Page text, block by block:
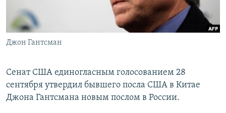
ПОБЕДИТЕЛЕЙ НЕ СУДЯТ?
КРЫМ.НЕПОКОРЕННЫЙ
ELIFBE
ПРИСОЕДИНЯЙТЕСЬ!
Все сайты RFE/RL
Джон Гантсман
Сенат США единогласным голосованием 28
сентября утвердил бывшего посла США в Китае
Джона Гантсмана новым послом в России.